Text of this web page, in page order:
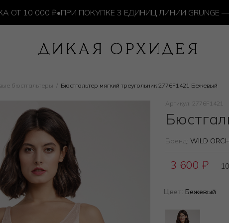
000 ₽•ПРИ ПОКУПКЕ 3 ЕДИНИЦ ЛИНИИ GRUNGE —
бюстгальтеры Бюстгальтер мягкий треугольник 2776F1421 Бежевый
Артикул: 2776F1421
Бренд: WILD
3 600 ₽
Цвет: Бежевый